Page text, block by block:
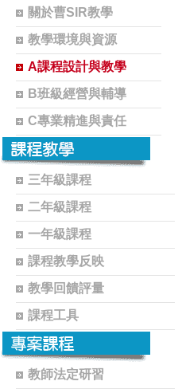
關於曹SIR教學
教學環境與資源
A課程設計與教學
B班級經營與輔導
C專業精進與責任
三年級課程
二年級課程
一年級課程
課程教學反映
教學回饋評量
課程工具
教師法定研習